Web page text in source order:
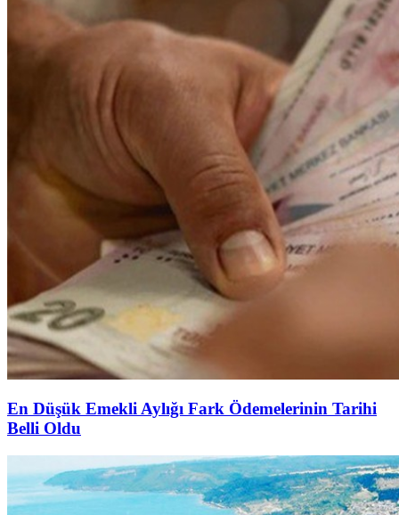
En Düşük Emekli Aylığı Fark Ödemelerinin Tarihi
Belli Oldu